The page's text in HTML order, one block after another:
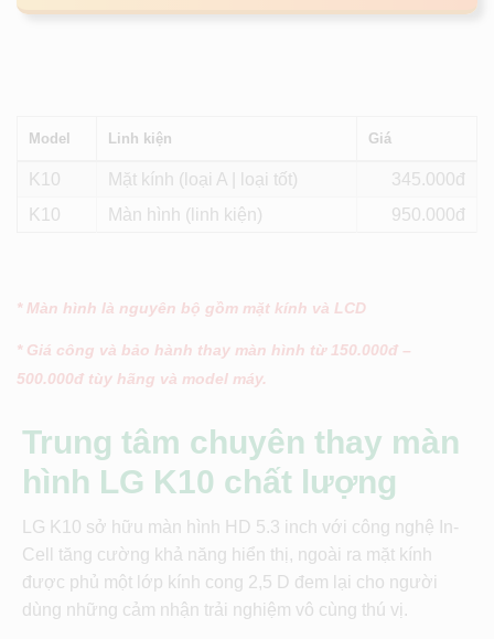
Model Linh kiện Giá
K10 Mặt kính (loại A | loại tốt)
345
K10
Màn hình (linh kiện) 950
* Màn hình là nguyên bộ gồm mặt kính và LCD
* Giá công và bảo hành thay màn hình từ 150.000đ –
500.000đ tùy hãng và model máy.
Trung tâm chuyên thay màn
hình LG K10 chất lượng
LG K10 sở hữu màn hình HD 5.3 inch với công nghệ In-
Cell tăng cường khả năng hiển thị, ngoài ra mặt kính
được phủ một lớp kính cong 2,5 D đem lại cho người
dùng những cảm nhận trải nghiệm vô cùng thú vị.